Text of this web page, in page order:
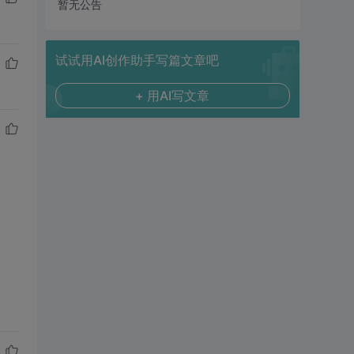
暂无公告
试试用AI创作助手写篇文章吧
+ 用AI写文章